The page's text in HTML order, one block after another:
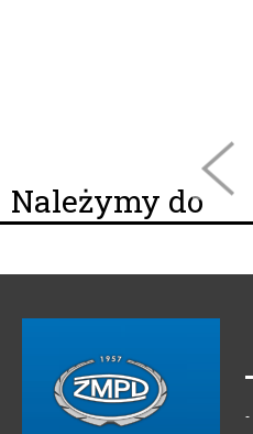
Należymy do
-